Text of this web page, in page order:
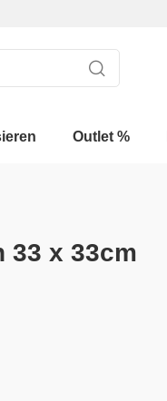
Outlet %
33 x 33cm